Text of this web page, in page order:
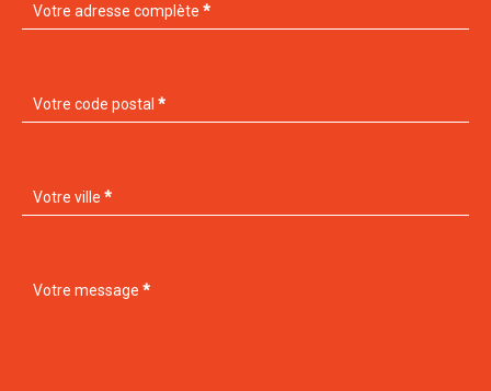
Votre adresse complète *
Votre code postal *
Votre ville *
Votre message *